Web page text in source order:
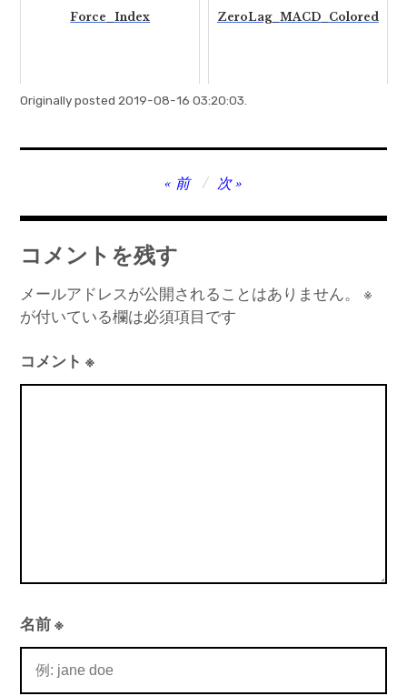
Force_Index ZeroLag_MACD_Colored
Originally posted 2019-08-16 03:20:03.
稿
ビ
ゲ
ー
シ
ョ
前 次
コメントを残す
メールアドレスが公開されることはありません。
※
が付いている欄は必須項目です
コメント※
名前※